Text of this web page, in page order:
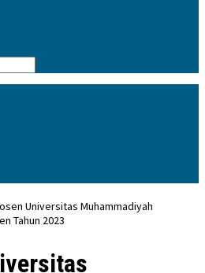
Universitas Muhammadiyah
Tahun 2023